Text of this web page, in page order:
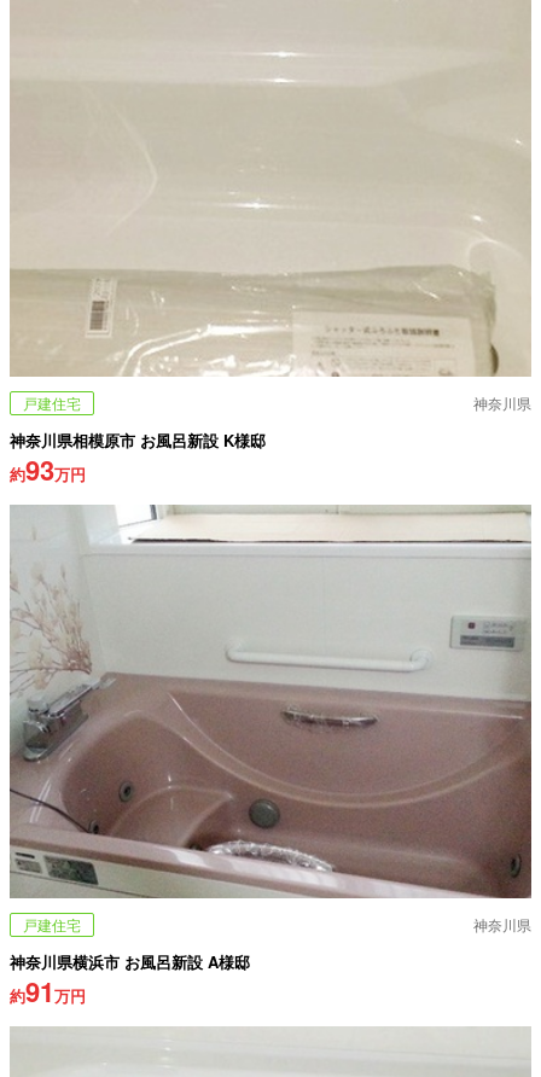
戸建住宅 神奈川県
神奈川県相模原市 お風呂新設 K様邸
約93万円
戸建住宅 神奈川県
神奈川県横浜市 お風呂新設 A様邸
約91万円